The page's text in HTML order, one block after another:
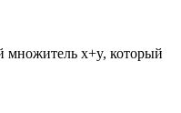
множитель x+y, который